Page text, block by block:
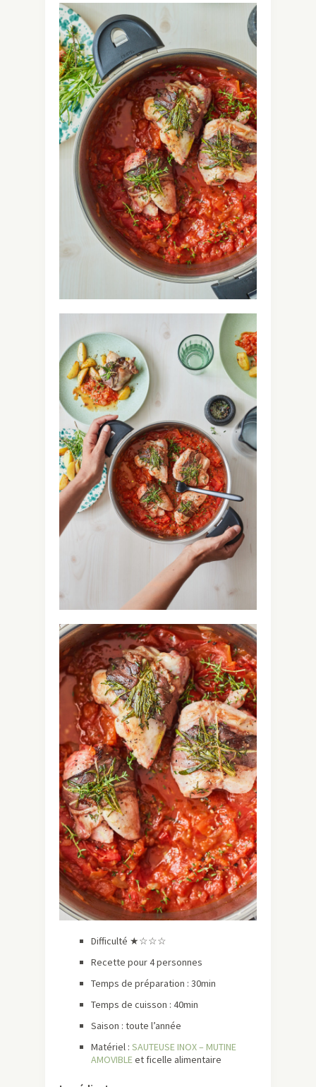
Difficulté ★☆☆☆
Recette pour 4 personnes
Temps de préparation : 30min
Temps de cuisson : 40min
Saison : toute l’année
Matériel : SAUTEUSE INOX – MUTINE
AMOVIBLEet ficelle alimentaire